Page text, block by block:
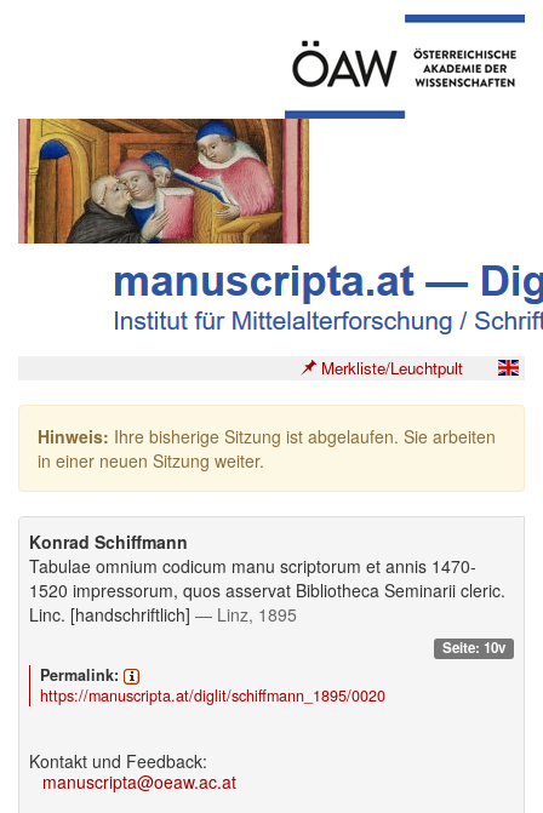
Merkliste/Leuchtpult
Hinweis: Ihre bisherige Sitzung ist abgelaufen. Sie arbeiten
in einer neuen Sitzung weiter.
Konrad Schiffmann
Tabulae omnium codicum manu scriptorum et annis 1470-
1520 impressorum, quos asservat Bibliotheca Seminarii cleric.
Linc. [handschriftlich] — Linz, 1895
Seite: 10v
Permalink:
https://manuscripta.at/diglit/schiffmann_1895/0020
Kontakt und Feedback:
manuscripta@oeaw.ac.at